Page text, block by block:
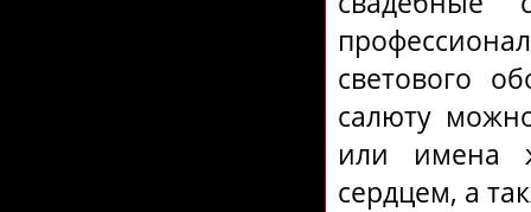
светового
салюту
или имена
сердцем, а